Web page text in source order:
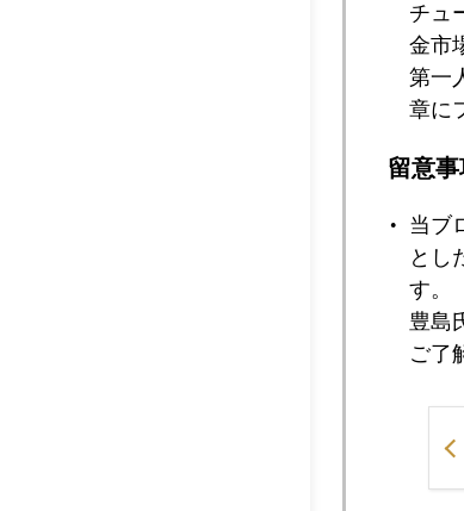
2023
2023
2023
2023
2023
チュ
金市
第一
章に
留意
当ブ
とし
す。
豊島
ご了